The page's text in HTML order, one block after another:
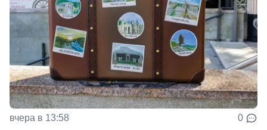
вчера в 13:58 0